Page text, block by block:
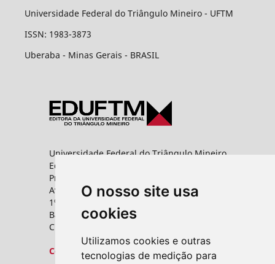
O nosso site usa
cookies
Utilizamos cookies e outras
tecnologias de medição para
Universidade Federal do Triângulo Mineiro - UFTM
ISSN: 1983-3873
Uberaba - Minas Gerais - BRASIL
Universidade Federal do Triângulo Mineiro
Editora UFTM
Prédio da Reitoria
Av. Frei Paulino, nº 30,
1º andar - Sala 8 PROPPG
Bairro Abadia
CEP: 38025-180 - Uberaba - MG
Contato